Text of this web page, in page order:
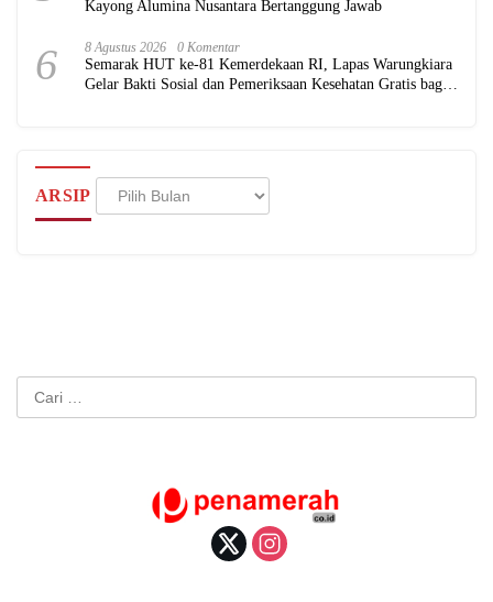
Kayong Alumina Nusantara Bertanggung Jawab
6 8 Agustus 2026 0 Komentar
Semarak HUT ke-81 Kemerdekaan RI, Lapas Warungkiara
Gelar Bakti Sosial dan Pemeriksaan Kesehatan Gratis bagi
ARSIP
Arsip